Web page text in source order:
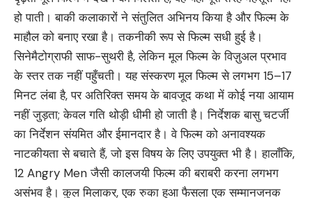
हो पाती। बाकी कलाकारों ने संतुलित अभिनय किया है और फिल्म के
माहौल को बनाए रखा है। तकनीकी रूप से फिल्म सधी हुई है।
सिनेमैटोग्राफी साफ-सुथरी है, लेकिन मूल फिल्म के विज़ुअल प्रभाव
के स्तर तक नहीं पहुँचती। यह संस्करण मूल फिल्म से लगभग 15–17
मिनट लंबा है, पर अतिरिक्त समय के बावजूद कथा में कोई नया आयाम
नहीं जुड़ता; केवल गति थोड़ी धीमी हो जाती है। निर्देशक बासु चटर्जी
का निर्देशन संयमित और ईमानदार है। वे फिल्म को अनावश्यक
नाटकीयता से बचाते हैं, जो इस विषय के लिए उपयुक्त भी है। हालाँकि,
12 Angry Men जैसी कालजयी फिल्म की बराबरी करना लगभग
असंभव है। कुल मिलाकर, एक रुका हुआ फैसला एक सम्मानजनक